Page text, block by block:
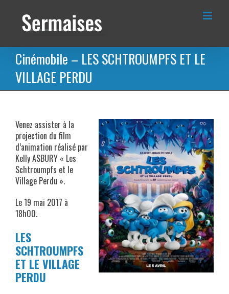
contenu
Cinémobile – LES SCHTROUMPFS ET LE
VILLAGE PERDU
Venez assister à la
projection du film
d’animation réalisé par
Kelly ASBURY « Les
Schtroumpfs et le
Village Perdu ».
Le 19 mai 2017 à
18h00.
LES
SCHTROUMPFS
ET LE VILLAGE
PERDU